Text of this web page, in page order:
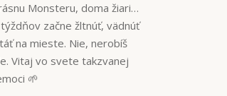
Monsteru, doma žiari…
začne žltnúť, vädnúť
na mieste. Nie, nerobíš
Vitaj vo svete takzvanej
🌱